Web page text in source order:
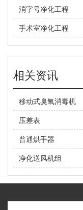
消字号净化工程
手术室净化工程
相关资讯
移动式臭氧消毒机
压差表
普通烘手器
净化送风机组